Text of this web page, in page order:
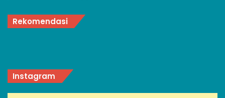
Rekomendasi
Instagram